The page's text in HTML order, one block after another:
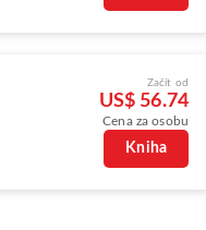
Začít od
US$ 56.74
Cena za osobu
Kniha